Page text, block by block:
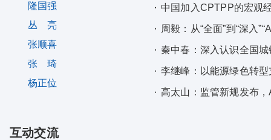
隆国强
丛 亮
张顺喜
张 琦
杨正位
中国加入CPTPP的宏观
周毅：从“全面”到“深入
秦中春：深入认识全国
李继峰：以能源绿色转
高太山：监管新规发布
互动交流